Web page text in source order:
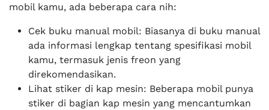
mobil kamu, ada beberapa cara nih:
Cek buku manual mobil: Biasanya di buku manual
ada informasi lengkap tentang spesifikasi mobil
kamu, termasuk jenis freon yang
direkomendasikan.
Lihat stiker di kap mesin: Beberapa mobil punya
stiker di bagian kap mesin yang mencantumkan